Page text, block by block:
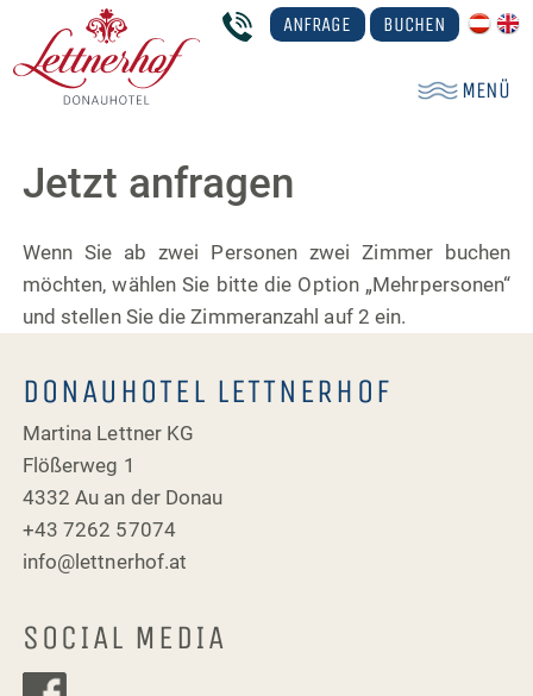
ANFRAGE BUCHEN
MENÜ
Jetzt anfragen
Wenn Sie ab zwei Personen zwei Zimmer buchen
möchten, wählen Sie bitte die Option „Mehrpersonen“
und stellen Sie die Zimmeranzahl auf 2 ein.
DONAUHOTEL LETTNERHOF
Martina Lettner KG
Flößerweg 1
4332 Au an der Donau
+43 7262 57074
info@lettnerhof.at
SOCIAL MEDIA